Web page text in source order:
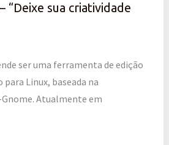
“Deixe sua criatividade
ser uma ferramenta de edição
para Linux, baseada na
Atualmente em